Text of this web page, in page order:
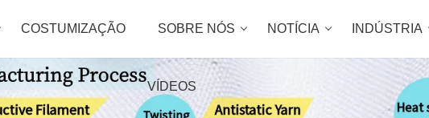
COSTUMIZAÇÃO SOBRE NÓS NOTÍCIA INDÚSTRIA
VÍDEOS